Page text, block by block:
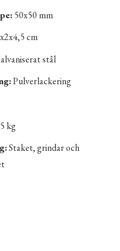
50x50 mm
cm
stål
Pulverlackering
kg
Staket, grindar och